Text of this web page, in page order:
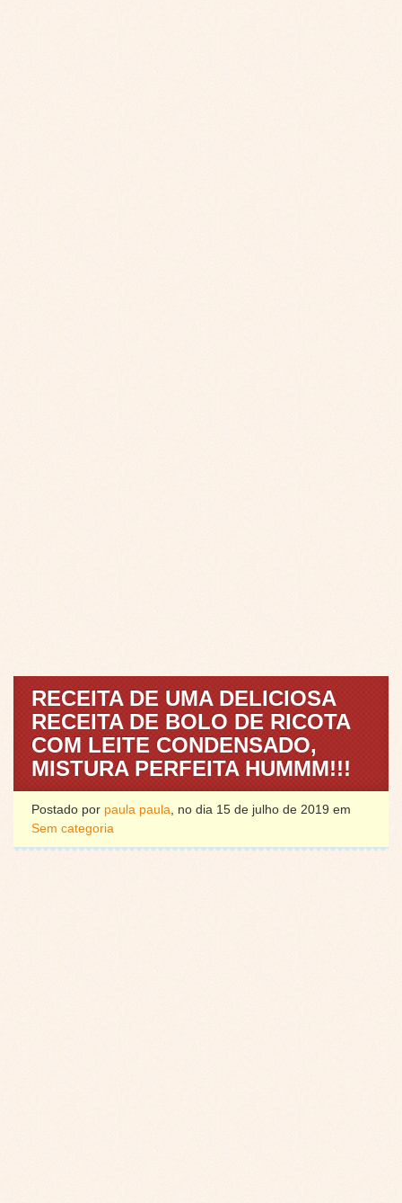
RECEITA DE UMA DELICIOSA
RECEITA DE BOLO DE RICOTA
COM LEITE CONDENSADO,
MISTURA PERFEITA HUMMM!!!
Postado por paula paula, no dia 15 de julho de 2019 em
Sem categoria